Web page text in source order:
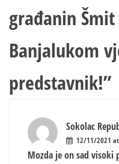
građanin
Banjalukom
predstavnik!”
Sokolac
12/11/2021
Mozda je on sad visoki